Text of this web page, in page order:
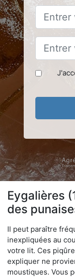
Eygalières
des
Il peut paraître
inexpliquées au
votre lit. Ces
expliquer ne
moustiques. Vous